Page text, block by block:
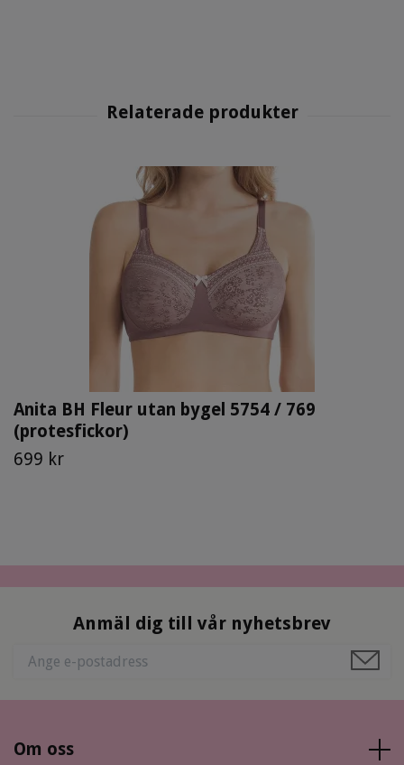
Anita BH Fleur utan bygel 5754 / 769
(protesfickor)
699 kr
Anmäl dig till vår nyhetsbrev
Om oss